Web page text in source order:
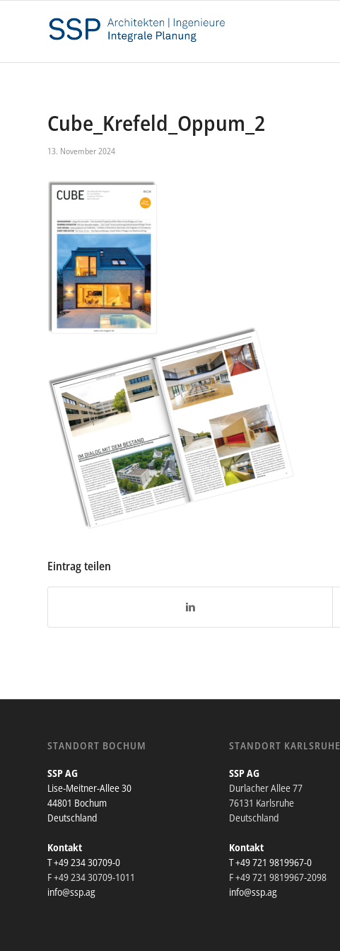
Cube_Krefeld_Oppum_2
13. November 2024
Eintrag teilen
STANDORT BOCHUM
SSP AG
Lise-Meitner-Allee 30
44801 Bochum
Deutschland
Kontakt
T +49 234 30709-0
F +49 234 30709-1011
info@ssp.ag
STANDORT KARLSRUHE
SSP AG
Durlacher Allee 77
76131 Karlsruhe
Deutschland
Kontakt
T +49 721 9819967-0
F +49 721 9819967-2098
info@ssp.ag